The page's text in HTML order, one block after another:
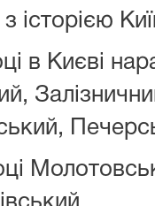
з історією
в Києві